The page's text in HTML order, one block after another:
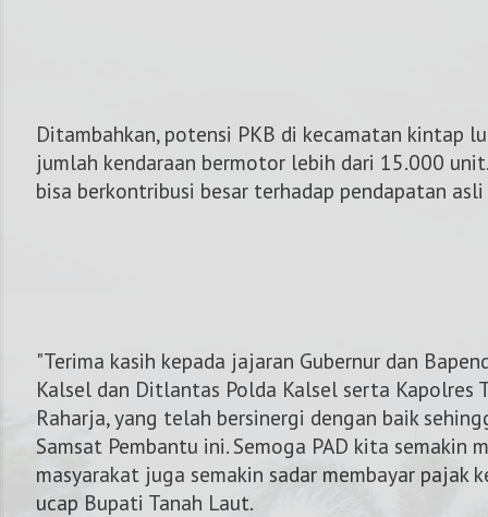
Ditambahkan, potensi PKB di kecamatan kintap
jumlah kendaraan bermotor lebih dari 15.000
bisa berkontribusi besar terhadap pendapatan asli
"Terima kasih kepada jajaran Gubernur dan
Kalsel dan Ditlantas Polda Kalsel serta Kapolres
Raharja, yang telah bersinergi dengan baik
Samsat Pembantu ini. Semoga PAD kita semakin
masyarakat juga semakin sadar membayar pajak
ucap Bupati Tanah Laut.